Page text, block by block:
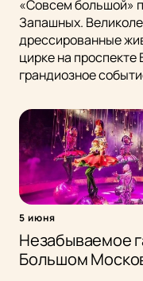
«Совсем большой»
Запашных.
дрессированные
цирке на проспекте
грандиозное
5 июня
Незабываемое
Большом